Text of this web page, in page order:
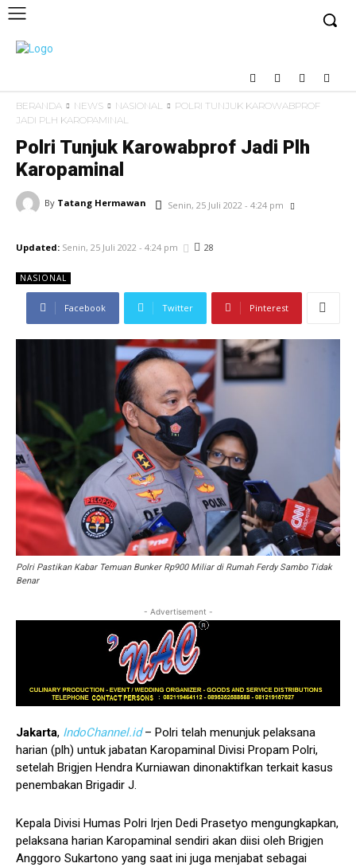
BERANDA NEWS NASIONAL
POLRI TUNJUK KAROWABPROF
JADI PLH KAROPAMINAL
Polri Tunjuk Karowabprof Jadi Plh
Karopaminal
By Tatang Hermawan Senin, 25 Juli 2022 - 4:24 pm
Updated: Senin, 25 Juli 2022 - 4:24 pm 28
NASIONAL
Facebook Twitter Pinterest
Polri Pastikan Kabar Temuan Bunker Rp900 Miliar di Rumah Ferdy Sambo Tidak
Benar
- Advertisement -
Jakarta, IndoChannel.id – Polri telah menunjuk pelaksana
harian (plh) untuk jabatan Karopaminal Divisi Propam Polri,
setelah Brigjen Hendra Kurniawan dinonaktifkan terkait kasus
penembakan Brigadir J.
Kepala Divisi Humas Polri Irjen Dedi Prasetyo mengungkapkan,
pelaksana harian Karopaminal sendiri akan diisi oleh Brigjen
Anggoro Sukartono yang saat ini juga menjabat sebagai